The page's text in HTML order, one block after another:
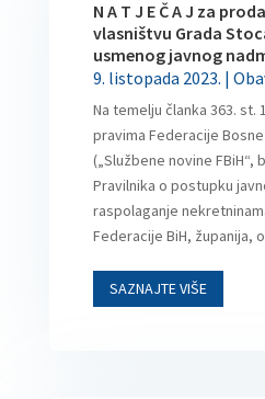
N A T J E Č A J za
vlasništvu Grada
usmenog javnog
9. listopada 2023. |
Na temelju članka 363. st.
pravima Federacije
(„Službene novine FBiH“,
Pravilnika o postupku
raspolaganje
Federacije BiH, županija,
SAZNAJTE VIŠE